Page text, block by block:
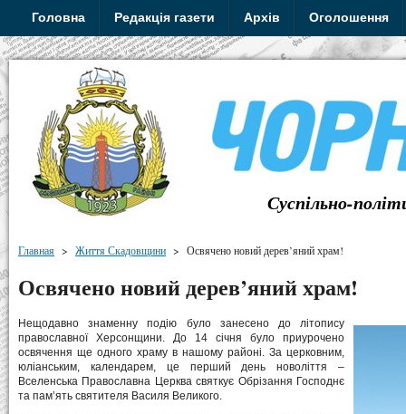
Головна Редакція газети Архів Оголошення
Суспільно-
Главная > Життя Скадовщини > Освячено новий дерев’яний храм!
Освячено новий дерев’яний храм!
Нещодавно знаменну подію було занесено до літопису
православної Херсонщини. До 14 січня було приурочено
освячення ще одного храму в нашому районі. За церковним,
юліанським, календарем, це перший день новоліття –
Вселенська Православна Церква святкує Обрізання Господнє
та пам’ять святителя Василя Великого.